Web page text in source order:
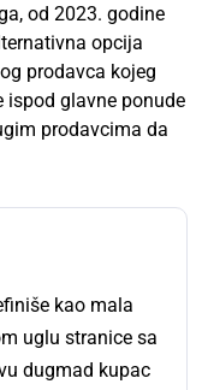
od 2023. godine
opcija
prodavca kojeg
ispod glavne ponude
prodavcima da
kao mala
uglu stranice sa
dugmad kupac